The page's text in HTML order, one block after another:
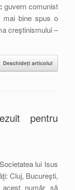
guvern comunist
mai bine spus o
creştinismului –
Deschideți articolul
pentru
lui Isus
Cluj, Bucureşti,
număr să